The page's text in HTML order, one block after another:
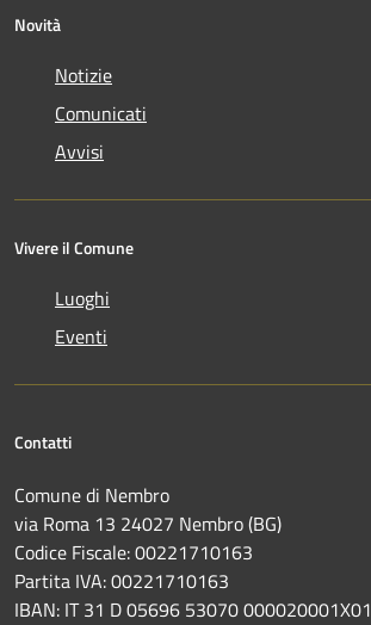
Novità
Notizie
Comunicati
Avvisi
Vivere il Comune
Luoghi
Eventi
Contatti
Comune di Nembro
via Roma 13 24027 Nembro (BG)
Codice Fiscale: 00221710163
Partita IVA: 00221710163
IBAN: IT 31 D 05696 53070 000020001X01